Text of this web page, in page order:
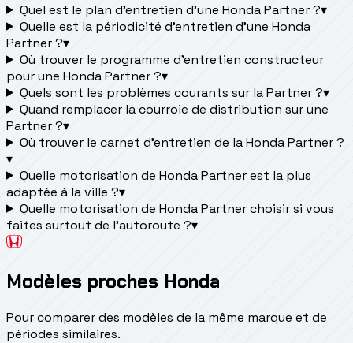
Quel est le plan d’entretien d’une Honda Partner ?▾
Quelle est la périodicité d’entretien d’une Honda
Partner ?▾
Où trouver le programme d’entretien constructeur
pour une Honda Partner ?▾
Quels sont les problèmes courants sur la Partner ?▾
Quand remplacer la courroie de distribution sur une
Partner ?▾
Où trouver le carnet d'entretien de la Honda Partner ?
▾
Quelle motorisation de Honda Partner est la plus
adaptée à la ville ?▾
Quelle motorisation de Honda Partner choisir si vous
faites surtout de l'autoroute ?▾
Modèles proches Honda
Pour comparer des modèles de la même marque et de
périodes similaires.